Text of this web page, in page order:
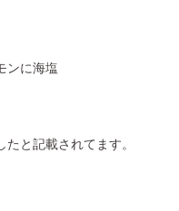
ンに海塩
と記載されてます。